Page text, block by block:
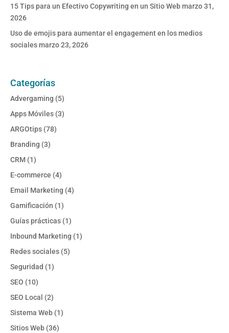
15 Tips para un Efectivo Copywriting en un Sitio Webmarzo 31,
2026
Uso de emojis para aumentar el engagement en los medios
socialesmarzo 23, 2026
Categorías
Advergaming (5)
Apps Móviles (3)
ARGOtips (78)
Branding (3)
CRM (1)
E-commerce (4)
Email Marketing (4)
Gamificación (1)
Guías prácticas (1)
Inbound Marketing (1)
Redes sociales (5)
Seguridad (1)
SEO (10)
SEO Local (2)
Sistema Web (1)
Sitios Web (36)